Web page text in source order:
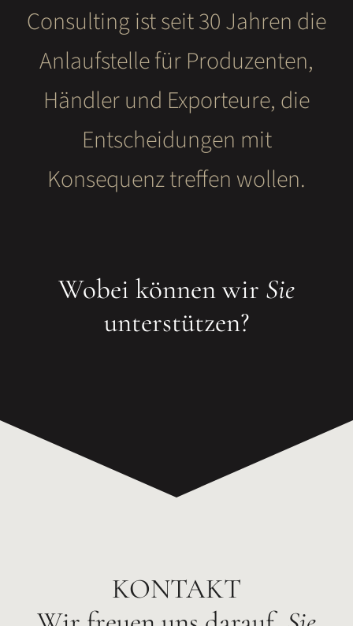
Consulting ist seit 30 Jahren die
Anlaufstelle für Produzenten,
Händler und Exporteure, die
Entscheidungen mit
Konsequenz treffen wollen.
Wobei können wir Sie
unterstützen?
KONTAKT